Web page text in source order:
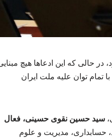
حالی که این ادعاها هیچ
تمام توان علیه ملت ایران
سید حسین نقوی حسینی، فعال
حسابداری، مدیریت و علوم